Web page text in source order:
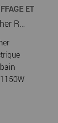
ET
Atlantic - Plancher Rayonnant Electrique Soleka salle de bain 150W/m2 8m2 1150W (120280)